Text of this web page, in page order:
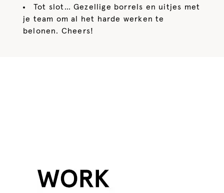
Tot slot… Gezellige borrels en uitjes met
je team om al het harde werken te
belonen. Cheers!